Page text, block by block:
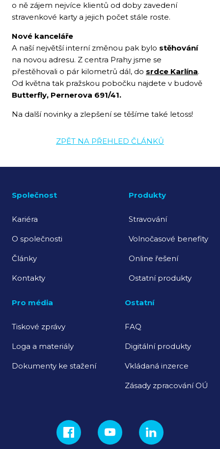
o ně zájem nejvíce klientů od doby zavedení
stravenkové karty a jejich počet stále roste.
Nové kanceláře
A naší největší interní změnou pak bylo stěhování
na novou adresu. Z centra Prahy jsme se
přestěhovali o pár kilometrů dál, do srdce Karlína.
Od května tak pražskou pobočku najdete v budově
Butterfly, Pernerova 691/41.
Na další novinky a zlepšení se těšíme také letoss!
ZPĚT NA PŘEHLED ČLÁNKŮ
Společnost
Kariéra
O společnosti
Články
Kontakty
Produkty
Stravování
Volnočasové benefity
Online řešení
Ostatní produkty
Pro média
Tiskové zprávy
Loga a materiály
Dokumenty ke stažení
Ostatní
FAQ
Digitální produkty
Vkládaná inzerce
Zásady zpracování OÚ